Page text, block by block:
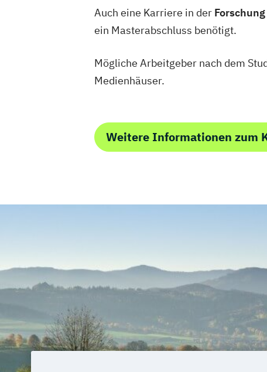
Auch eine Karriere in der
ein Masterabschluss benötigt.
Mögliche Arbeitgeber nach dem
Medienhäuser.
Weitere Informationen zum